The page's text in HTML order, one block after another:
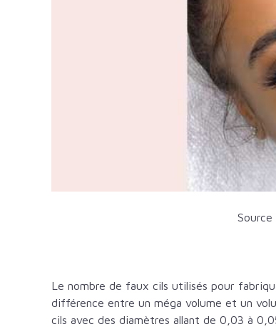
Le nombre de faux cils utilisés pour
différence entre un méga volume et un
cils avec des diamètres allant de 0,03 à